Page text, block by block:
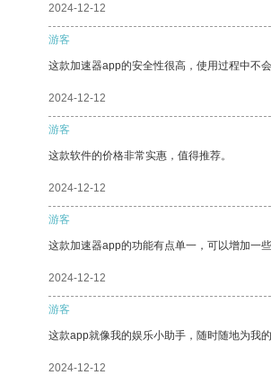
2024-12-12
游客
这款加速器app的安全性很高，使用过程中不
2024-12-12
游客
这款软件的价格非常实惠，值得推荐。
2024-12-12
游客
这款加速器app的功能有点单一，可以增加一
2024-12-12
游客
这款app就像我的娱乐小助手，随时随地为我的
2024-12-12